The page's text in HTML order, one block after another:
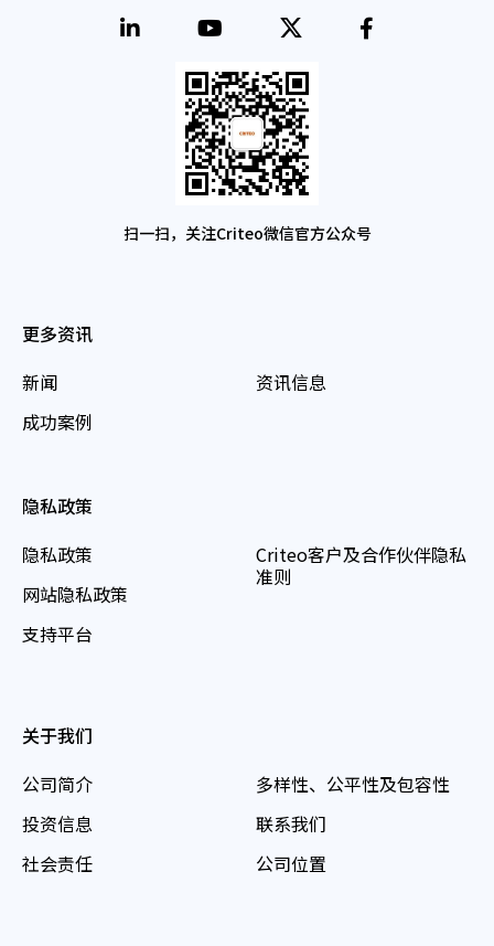
扫一扫，关注Criteo微信官方公众号
更多资讯
新闻
成功案例
资讯信息
隐私政策
隐私政策
网站隐私政策
支持平台
Criteo客户及合作伙伴隐私
准则
关于我们
公司简介
投资信息
社会责任
多样性、公平性及包容性
联系我们
公司位置